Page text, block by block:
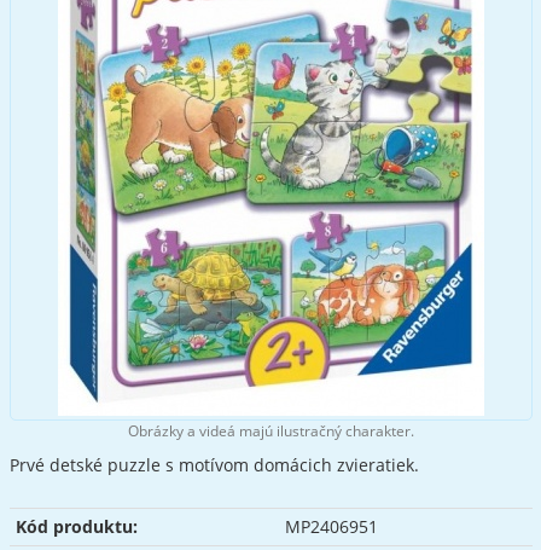
Obrázky a videá majú ilustračný charakter.
Prvé detské puzzle s motívom domácich zvieratiek.
Kód produktu:
MP2406951